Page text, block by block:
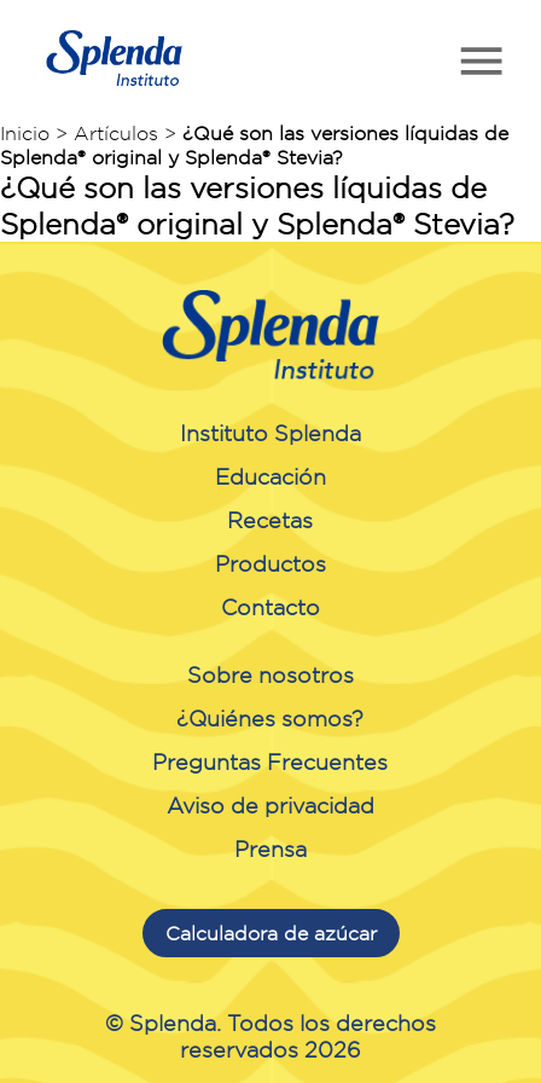
Inicio > Artículos > ¿Qué son las versiones líquidas de
Splenda® original y Splenda® Stevia?
¿Qué son las versiones líquidas de
Splenda® original y Splenda® Stevia?
Instituto Splenda
Educación
Recetas
Productos
Contacto
Sobre nosotros
¿Quiénes somos?
Preguntas Frecuentes
Aviso de privacidad
Prensa
Calculadora de azúcar
© Splenda. Todos los derechos
reservados 2026